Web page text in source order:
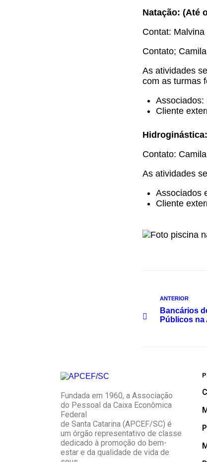
Natação: (Até
Contat:
Contato;
As atividades
com as turmas
Associados:
Cliente
Contato:
As atividades
Associados
Cliente
ANTERIOR
Bancários
Públicos na
Fundada em 1960, a Associação
do Pessoal da Caixa Econômica
Federal
de Santa Catarina (APCEF/SC) é
um órgão representativo de classe
dedicado à promoção do bem-
estar e da qualidade de vida de